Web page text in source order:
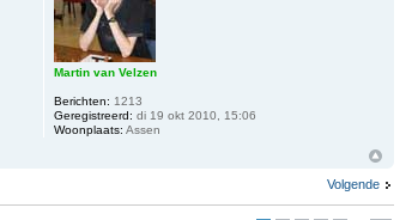
Martin van Velzen
Berichten: 1213
Geregistreerd: di 19 okt 2010, 15:06
Woonplaats: Assen
Volgende